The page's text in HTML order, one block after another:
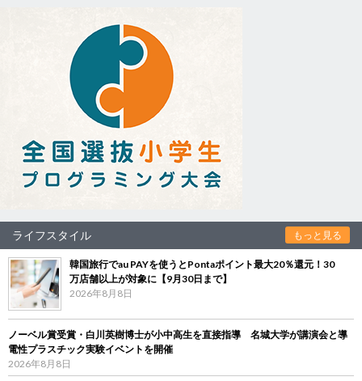
ライフスタイル もっと見る
韓国旅行でau PAYを使うとPontaポイント最大20％還元！30
万店舗以上が対象に【9月30日まで】
2026年8月8日
ノーベル賞受賞・白川英樹博士が小中高生を直接指導 名城大学が講演会と導
電性プラスチック実験イベントを開催
2026年8月8日